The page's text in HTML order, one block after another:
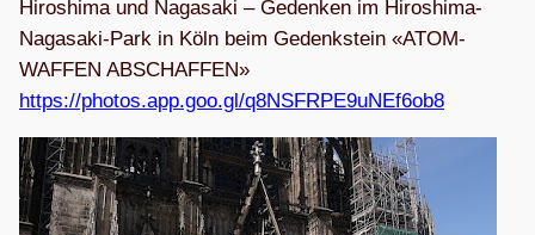
Hiro­shima und Naga­saki – Geden­ken im Hiro­shima-
Naga­saki-Park in Köln beim Gedenk­stein «ATOM­
WAF­FEN ABSCHAF­FEN»
https://photos.app.goo.gl/q8NSFRPE9uNEf6ob8